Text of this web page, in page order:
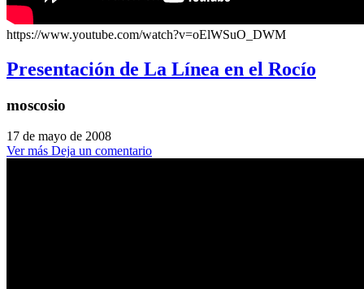
https://www.youtube.com/watch?v=oElWSuO_DWM
Presentación de La Línea en el Rocío
moscosio
17 de mayo de 2008
Ver más Deja un comentario